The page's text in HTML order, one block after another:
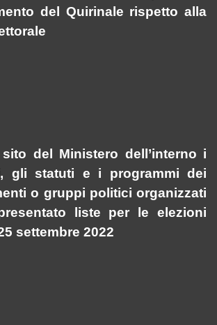
del Quirinale rispetto alla
l sito del Ministero dell’interno i
gli statuti e i programmi dei
o gruppi politici organizzati
liste per le elezioni
settembre 2022